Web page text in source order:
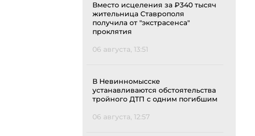
Вместо исцеления за ₽340 тысяч
жительница Ставрополя
получила от "экстрасенса"
проклятия
06 августа, 13:51
В Невинномысске
устанавливаются обстоятельства
тройного ДТП с одним погибшим
06 августа, 12:57